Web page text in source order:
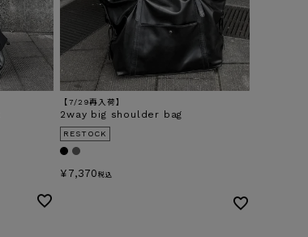
【7/29再入荷】
2way big shoulder bag
RESTOCK
¥ 7,370税込